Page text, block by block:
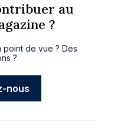
au
?
de vue ? Des
?
nous